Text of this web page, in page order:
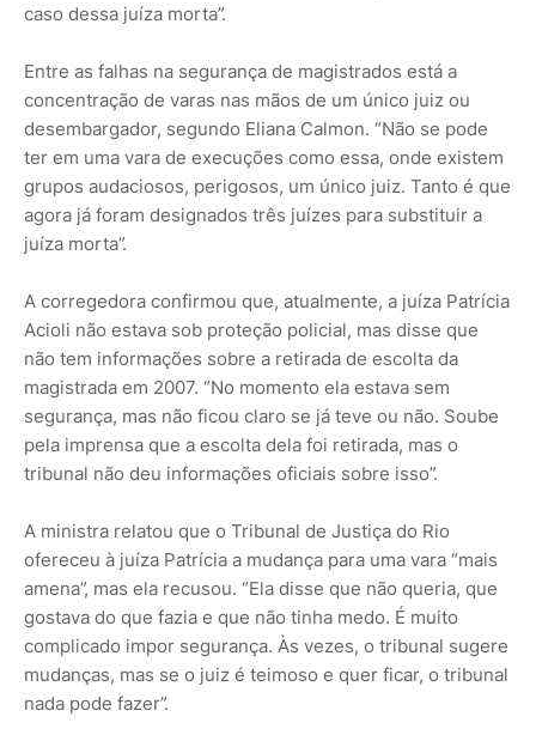
caso dessa juíza morta”.
Entre as falhas na segurança de magistrados está a
concentração de varas nas mãos de um único juiz ou
desembargador, segundo Eliana Calmon. “Não se pode
ter em uma vara de execuções como essa, onde existem
grupos audaciosos, perigosos, um único juiz. Tanto é que
agora já foram designados três juízes para substituir a
juíza morta”.
A corregedora confirmou que, atualmente, a juíza Patrícia
Acioli não estava sob proteção policial, mas disse que
não tem informações sobre a retirada de escolta da
magistrada em 2007. “No momento ela estava sem
segurança, mas não ficou claro se já teve ou não. Soube
pela imprensa que a escolta dela foi retirada, mas o
tribunal não deu informações oficiais sobre isso”.
A ministra relatou que o Tribunal de Justiça do Rio
ofereceu à juíza Patrícia a mudança para uma vara “mais
amena”, mas ela recusou. “Ela disse que não queria, que
gostava do que fazia e que não tinha medo. É muito
complicado impor segurança. Às vezes, o tribunal sugere
mudanças, mas se o juiz é teimoso e quer ficar, o tribunal
nada pode fazer”.